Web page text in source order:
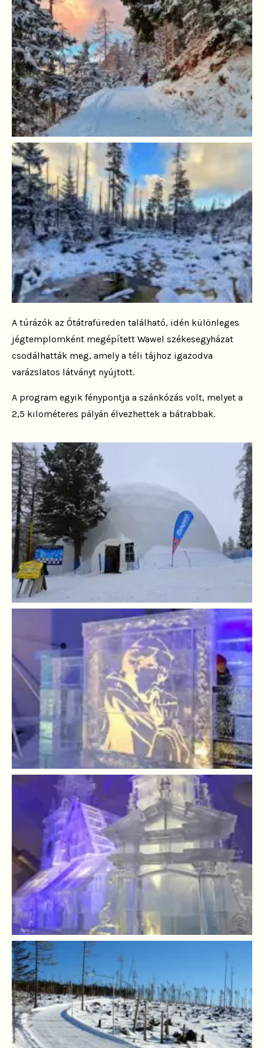
A túrázók az Ótátrafüreden található, idén különleges
jégtemplomként megépített Wawel székesegyházat
csodálhatták meg, amely a téli tájhoz igazodva
varázslatos látványt nyújtott.
A program egyik fénypontja a szánkózás volt, melyet a
2,5 kilométeres pályán élvezhettek a bátrabbak.